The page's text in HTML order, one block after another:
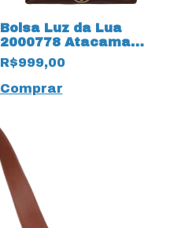
Bolsa Luz da Lua
2000778 Atacama
19652 Trufa
R$999,00
Comprar